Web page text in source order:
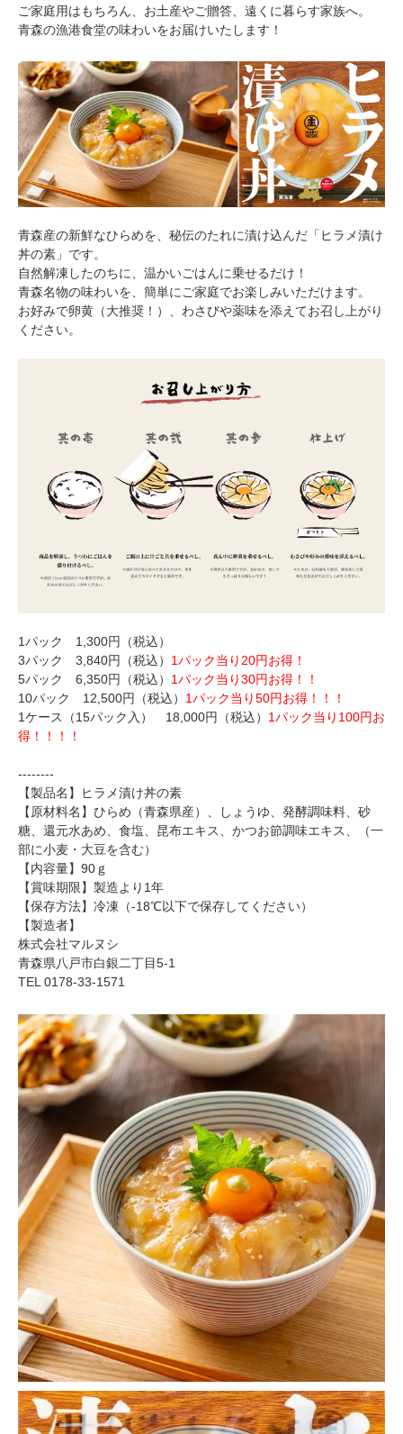
ご家庭用はもちろん、お土産やご贈答、遠くに暮らす家族へ。
青森の漁港食堂の味わいをお届けいたします！
青森産の新鮮なひらめを、秘伝のたれに漬け込んだ「ヒラメ漬け
丼の素」です。
自然解凍したのちに、温かいごはんに乗せるだけ！
青森名物の味わいを、簡単にご家庭でお楽しみいただけます。
お好みで卵黄（大推奨！）、わさびや薬味を添えてお召し上がり
ください。
1パック 1,300円（税込）
3パック 3,840円（税込） 1パック当り20円お得！
5パック 6,350円（税込） 1パック当り30円お得！！
10パック 12,500円（税込） 1パック当り50円お得！！！
1ケース（15パック入） 18,000円（税込） 1パック当り100円お
得！！！！
--------
【製品名】ヒラメ漬け丼の素
【原材料名】ひらめ（青森県産）、しょうゆ、発酵調味料、砂
糖、還元水あめ、食塩、昆布エキス、かつお節調味エキス、（一
部に小麦・大豆を含む）
【内容量】90ｇ
【賞味期限】製造より1年
【保存方法】冷凍（-18℃以下で保存してください）
【製造者】
株式会社マルヌシ
青森県八戸市白銀二丁目5-1
TEL 0178-33-1571